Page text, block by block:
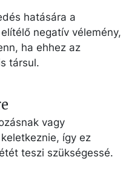
hatására a
negatív vélemény,
ha ehhez az
társul.
vagy
így ez
teszi szükségessé.